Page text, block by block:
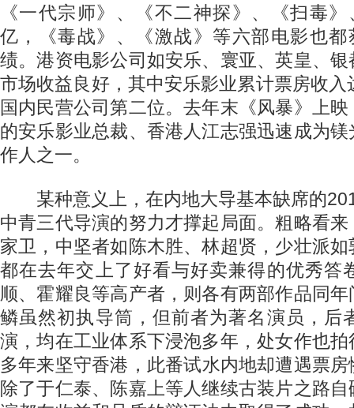
《一代宗师》、《不二神探》、《扫毒
亿，《毒战》、《激战》等六部电影也
绩。港资电影公司如安乐、寰亚、英皇、
市场收益良好，其中安乐影业累计票房收
国内民营公司第二位。去年末《风暴》上
的安乐影业总裁、香港人江志强迅速成为
作人之一。
某种意义上，在内地大导基本缺席的
中青三代导演的努力才撑起局面。粗略看
家卫，中坚者如陈木胜、林超贤，少壮派
都在去年交上了好看与好卖兼得的优秀答
顺、霍耀良等高产者，则各有两部作品同
鳞虽然初执导筒，但前者为著名演员，后
演，均在工业体系下浸泡多年，处女作也
多年来坚守香港，此番试水内地却遭遇票
除了于仁泰、陈嘉上等人继续古装片之路